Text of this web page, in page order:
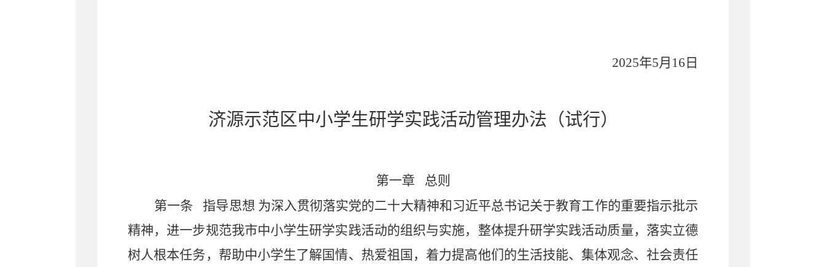
2025年5月16日
济源示范区中小学生研学实践活动管理办法（试行）
第一章
总则
第一条
指导思想 为深入贯彻落实党的二十大精神和习近平总书记关于教育工作的重要指示批示
精神，进一步规范我市中小学生研学实践活动的组织与实施，整体提升研学实践活动质量，落实立德
树人根本任务，帮助中小学生了解国情、热爱祖国，着力提高他们的生活技能、集体观念、社会责任